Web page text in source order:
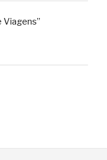
Viagens”